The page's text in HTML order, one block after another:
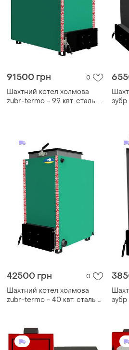
91500 грн 0
Шахтний котел холмова
zubr-termo - 99 квт. сталь 5
42500 грн 0
Шахтний котел холмова
zubr-termo - 40 квт. сталь 5